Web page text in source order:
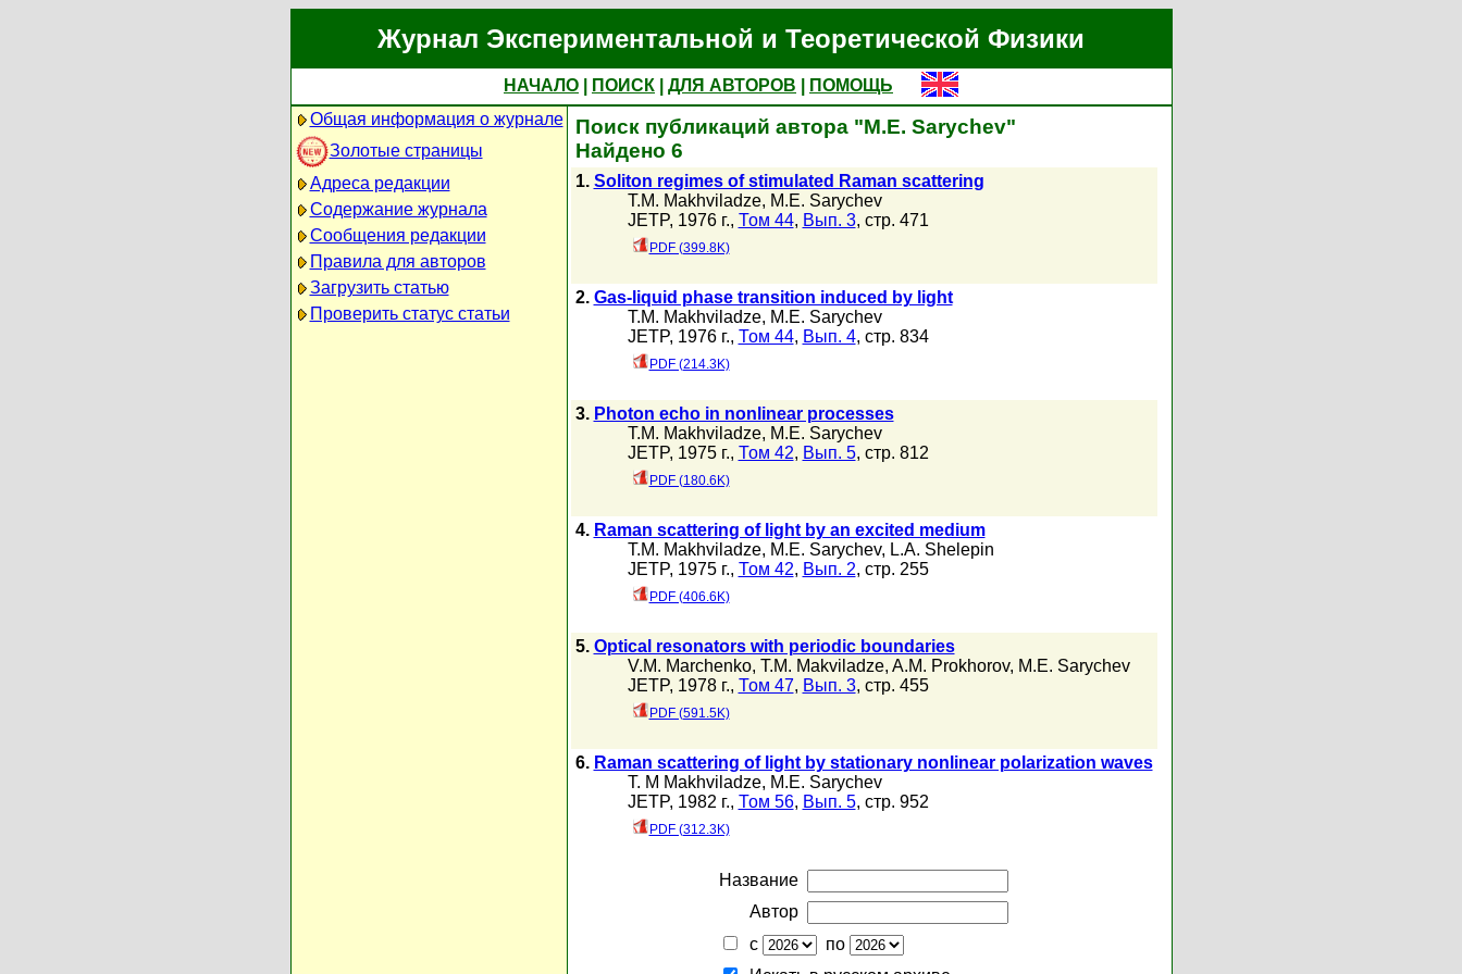
Журнал Экспериментальной и Теоретической Физики
НАЧАЛО ПОИСК ДЛЯ АВТОРОВ
ПОМОЩЬ
Общая информация о журнале
Золотые страницы
Адреса редакции
Содержание журнала
Сообщения редакции
Правила для авторов
Загрузить статью
Проверить статус статьи
Поиск публикаций автора "M.E. Sarychev"
Найдено 6
1. Soliton regimes of stimulated Raman scattering
T.M. Makhviladze, M.E. Sarychev
JETP, 1976 г., Том 44, Вып. 3, стр. 471
PDF (399.8K)
2. Gas-liquid phase transition induced by light
T.M. Makhviladze, M.E. Sarychev
JETP, 1976 г., Том 44, Вып. 4, стр. 834
PDF (214.3K)
3. Photon echo in nonlinear processes
T.M. Makhviladze, M.E. Sarychev
JETP, 1975 г., Том 42, Вып. 5, стр. 812
PDF (180.6K)
4. Raman scattering of light by an excited medium
T.M. Makhviladze, M.E. Sarychev, L.A. Shelepin
JETP, 1975 г., Том 42, Вып. 2, стр. 255
PDF (406.6K)
5. Optical resonators with periodic boundaries
V.M. Marchenko, T.M. Makviladze, A.M. Prokhorov, M.E. Sarychev
JETP, 1978 г., Том 47, Вып. 3, стр. 455
PDF (591.5K)
6. Raman scattering of light by stationary nonlinear polarization waves
T. M Makhviladze, M.E. Sarychev
JETP, 1982 г., Том 56, Вып. 5, стр. 952
PDF (312.3K)
Название
Автор
с
по